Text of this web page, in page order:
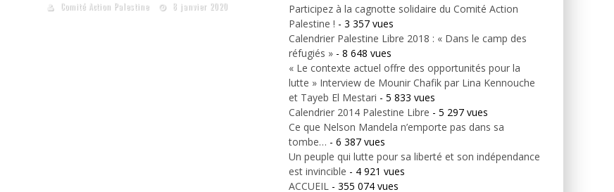
Comité Action Palestine 8 janvier 2020
Participez à la cagnotte solidaire du Comité Action
Palestine ! - 3 357 vues
Calendrier Palestine Libre 2018 : « Dans le camp des
réfugiés » - 8 648 vues
« Le contexte actuel offre des opportunités pour la
lutte » Interview de Mounir Chafik par Lina Kennouche
et Tayeb El Mestari - 5 833 vues
Calendrier 2014 Palestine Libre - 5 297 vues
Ce que Nelson Mandela n’emporte pas dans sa
tombe… - 6 387 vues
Un peuple qui lutte pour sa liberté et son indépendance
est invincible - 4 921 vues
ACCUEIL - 355 074 vues